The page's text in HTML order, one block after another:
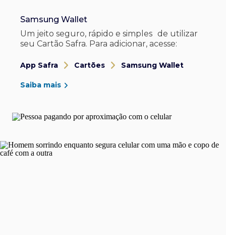
Samsung Wallet
Um jeito seguro, rápido e simples de utilizar
seu Cartão Safra. Para adicionar, acesse:
App Safra Cartões Samsung Wallet
Saiba mais